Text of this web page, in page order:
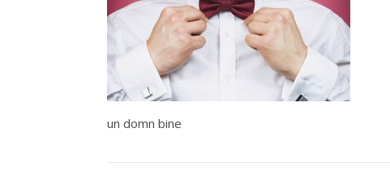
un domn bine